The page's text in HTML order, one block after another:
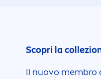
Scopri la
Il nuovo membro